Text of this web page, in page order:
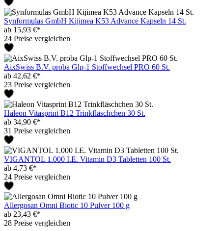
Synformulas GmbH Kijimea K53 Advance Kapseln 14 St.
ab 15,93 €*
24 Preise vergleichen
AixSwiss B.V. proba Glp-1 Stoffwechsel PRO 60 St.
ab 42,62 €*
23 Preise vergleichen
Haleon Vitasprint B12 Trinkfläschchen 30 St.
ab 34,90 €*
31 Preise vergleichen
VIGANTOL 1.000 I.E. Vitamin D3 Tabletten 100 St.
ab 4,73 €*
24 Preise vergleichen
Allergosan Omni Biotic 10 Pulver 100 g
ab 23,43 €*
28 Preise vergleichen